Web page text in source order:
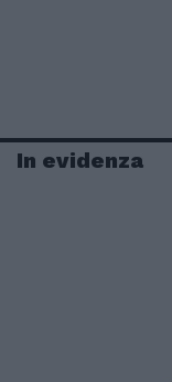
In evidenza